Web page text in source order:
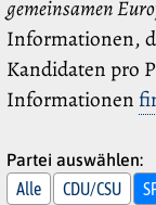
gemeinsamen
Informationen,
Kandidaten pro
Informationen
Partei auswählen:
Alle
CDU/CSU